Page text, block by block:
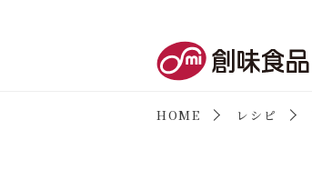
HOME レシピ